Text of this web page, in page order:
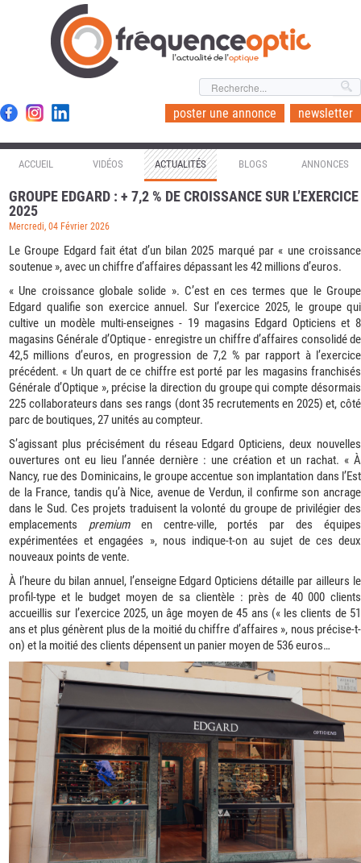
l'actualité de l'optique
poster une annonce newsletter
ACCUEIL VIDÉOS ACTUALITÉS BLOGS ANNONCES
GROUPE EDGARD : + 7,2 % DE CROISSANCE SUR L’EXERCICE
2025
Mercredi, 04 Février 2026
Le Groupe Edgard fait état d’un bilan 2025 marqué par « une croissance
soutenue », avec un chiffre d’affaires dépassant les 42 millions d’euros.
« Une croissance globale solide ». C’est en ces termes que le Groupe
Edgard qualifie son exercice annuel. Sur l’exercice 2025, le groupe qui
cultive un modèle multi-enseignes - 19 magasins Edgard Opticiens et 8
magasins Générale d’Optique - enregistre un chiffre d’affaires consolidé de
42,5 millions d’euros, en progression de 7,2 % par rapport à l’exercice
précédent. « Un quart de ce chiffre est porté par les magasins franchisés
Générale d’Optique », précise la direction du groupe qui compte désormais
225 collaborateurs dans ses rangs (dont 35 recrutements en 2025) et, côté
parc de boutiques, 27 unités au compteur.
S’agissant plus précisément du réseau Edgard Opticiens, deux nouvelles
ouvertures ont eu lieu l’année dernière : une création et un rachat. « À
Nancy, rue des Dominicains, le groupe accentue son implantation dans l’Est
de la France, tandis qu’à Nice, avenue de Verdun, il confirme son ancrage
dans le Sud. Ces projets traduisent la volonté du groupe de privilégier des
emplacements premiumen centre-ville, portés par des équipes
expérimentées et engagées », nous indique-t-on au sujet de ces deux
nouveaux points de vente.
À l’heure du bilan annuel, l’enseigne Edgard Opticiens détaille par ailleurs le
profil-type et le budget moyen de sa clientèle : près de 40 000 clients
accueillis sur l’exercice 2025, un âge moyen de 45 ans (« les clients de 51
ans et plus génèrent plus de la moitié du chiffre d’affaires », nous précise-t-
on) et la moitié des clients dépensent un panier moyen de 536 euros…